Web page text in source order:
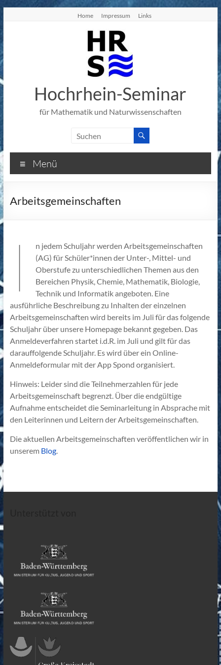
Home Impressum Links
Hochrhein-Seminar
für Mathematik und Naturwissenschaften
Menü
Arbeitsgemeinschaften
I
n jedem Schuljahr werden Arbeitsgemeinschaften
(AG) für Schüler*innen der Unter-, Mittel- und
Oberstufe zu unterschiedlichen Themen aus den
Bereichen Physik, Chemie, Mathematik, Biologie,
Technik und Informatik angeboten. Eine
ausführliche Beschreibung zu Inhalten der einzelnen
Arbeitsgemeinschaften wird bereits im Juli für das folgende
Schuljahr über unsere Homepage bekannt gegeben. Das
Anmeldeverfahren startet i.d.R. im Juli und gilt für das
darauffolgende Schuljahr. Es wird über ein Online-
Anmeldeformular mit der App Spond organisiert.
Hinweis: Leider sind die Teilnehmerzahlen für jede
Arbeitsgemeinschaft begrenzt. Über die endgültige
Aufnahme entscheidet die Seminarleitung in Absprache mit
den Leiterinnen und Leitern der Arbeitsgemeinschaften.
Die aktuellen Arbeitsgemeinschaften veröffentlichen wir in
unserem Blog.